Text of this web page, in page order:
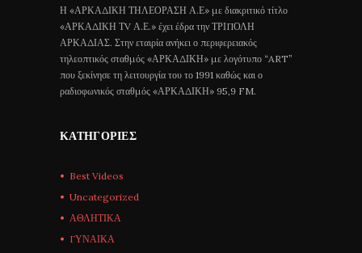
Η «ΑΡΚΑΔΙΚΗ ΤΗΛΕΟΡΑΣΗ Α.Ε» με διακριτικό τίτλο
«ΑΡΚΑΔΙΚΗ ΤV Α.Ε.» έχει έδρα την ΤΡΙΠΟΛΗ
ΑΡΚΑΔΙΑΣ. Στην εταιρία ανήκει ο περιφερειακός
τηλεοπτικός σταθμός «ΑΡΚΑΔΙΚΗ» με λογότυπο “ART”
που ξεκίνησε τη λειτουργία του το 1991 καθώς και ο
ραδιοφωνικός σταθμός «ΑΡΚΑΔΙΚΗ» 95,9 FM.
ΚΑΤΗΓΟΡΊΕΣ
Best Videos
Uncategorized
ΑΘΛΗΤΙΚΑ
ΓΥΝΑΙΚΑ